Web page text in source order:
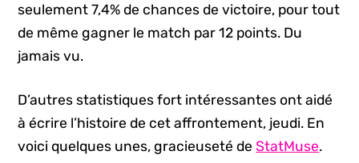
seulement 7,4% de chances de victoire, pour tout
de même gagner le match par 12 points. Du
jamais vu.
D’autres statistiques fort intéressantes ont aidé
à écrire l’histoire de cet affrontement, jeudi. En
voici quelques unes, gracieuseté deStatMuse.